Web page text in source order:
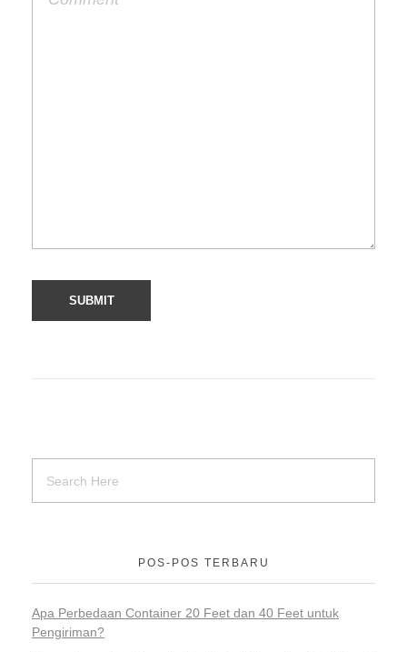
POS-POS TERBARU
Apa Perbedaan Container 20 Feet dan 40 Feet untuk
Pengiriman?